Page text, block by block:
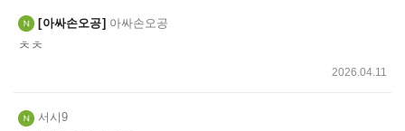
아싸손오공 아싸손오공
ㅊㅊ
2026.04.11
서시9